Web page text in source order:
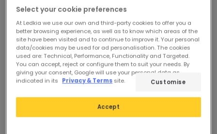
lampendoor onze design fleurons te combineren
met onze
lamphouders
afwerkingen en speel met de verschillende
texturen van onzetextiel elektrische kabels. De
finishing touch van elegantie en efficiëntie wordt
gegeven door onzeLED lampen.
3,89 €
Metallic design plafondroos
Beschikbaar, levering
Voorheen 5,49 €
2,79 €
Select your cookie preferences
At Ledkia we use our own and third-party cookies to offer you a
better browsing experience, as well as to know which areas of the
site have been visited and to continue to improve it. Your personal
data/cookies may be used for ad personalisation. The cookies
used are: Technical, Performance, Functionality and Targeted.
You can accept, reject or configure them to suit your needs. By
giving your consent, Google will use your personal data as
indicated in its
Privacy & Terms site.
Accept
Customise